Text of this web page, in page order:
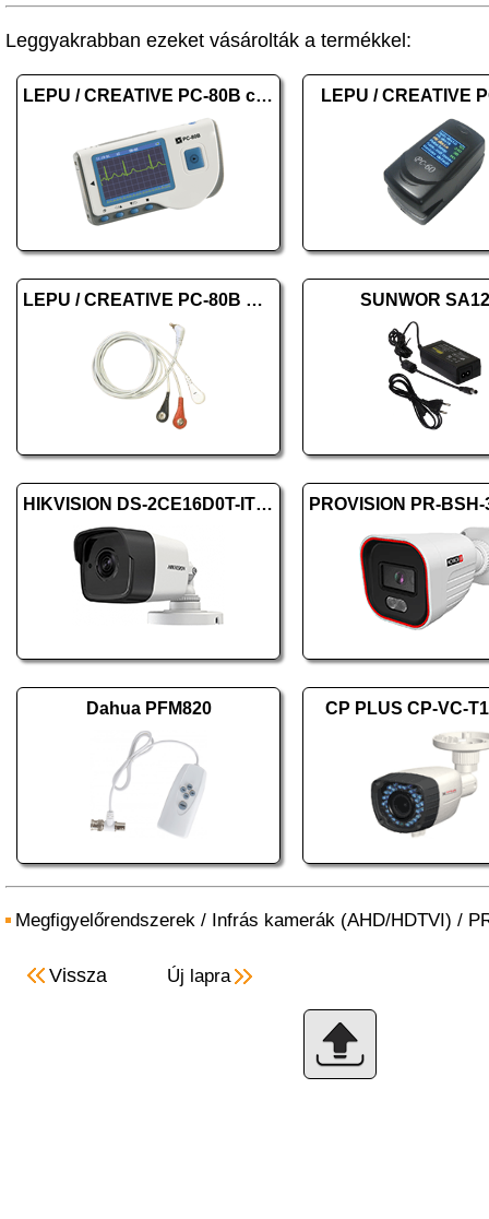
Leggyakrabban ezeket vásárolták a termékkel:
LEPU / CREATIVE PC-80B color LEPU / CREATIVE
LEPU / CREATIVE PC-80B ECG Cable SUNWOR
HIKVISION DS-2CE16D0T-ITFS (2.8mm)
Dahua PFM820 CP PLUS CP-VC-
Megfigyelőrendszerek / Infrás kamerák (AHD/HDTVI) /
Vissza Új lapra